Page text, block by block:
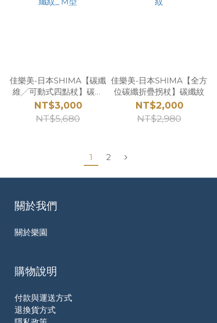
佳樂美-日本SHIMA【碳纖
維╱可動式四點杖】碳纖
紋_ M型
NT$3,000
NT$5,680
佳樂美-日本SHIMA【全方
位碳纖折疊拐杖】碳纖紋
NT$2,000
NT$2,980
1 2
關於我們
關於樂園
購物說明
付款與運送方式
退換貨方式